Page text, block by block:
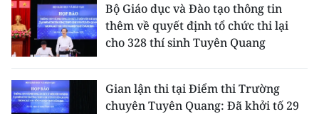
Bộ Giáo dục và Đào tạo thông tin
thêm về quyết định tổ chức thi lại
cho 328 thí sinh Tuyên Quang
Gian lận thi tại Điểm thi Trường
chuyên Tuyên Quang: Đã khởi tố 29